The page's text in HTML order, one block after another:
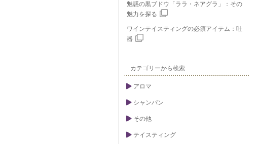
魅惑の黒ブドウ「ララ・ネアグラ」：その
魅力を探る
ワインテイスティングの必須アイテム：吐
器
カテゴリーから検索
アロマ
シャンパン
その他
テイスティング